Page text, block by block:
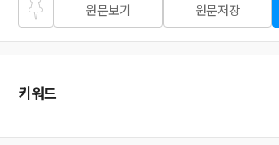
즐겨
찾기
원문보기 원문저장
키워드